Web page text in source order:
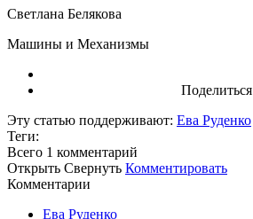
Светлана Белякова
Машины и Механизмы
Поделиться
Эту статью поддерживают: Ева Руденко
Теги:
Всего 1 комментарий
Открыть Свернуть Комментировать
Комментарии
Ева Руденко